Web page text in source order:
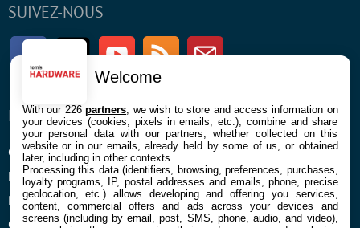
SUIVEZ-NOUS
FacebookTwitter Youtube RSS Newsletter
ENTREPRISE
Confidentialité et Cookies
Mentions légales et CGU
Préférences Cookies
Qui sommes nous
À PROPOS
Contact
Welcome
With our 226partners , we wish to store and access information on
your devices (cookies, pixels in emails, etc.), combine and share
your personal data with our partners, whether collected on this
website or in our emails, already held by some of us, or obtained
later, including in other contexts.
Processing this data (identifiers, browsing, preferences, purchases,
loyalty programs, IP, postal addresses and emails, phone, precise
geolocation, etc.) allows developing and offering you services,
content, commercial offers and ads across your devices and
screens (including by email, post, SMS, phone, audio, and video),